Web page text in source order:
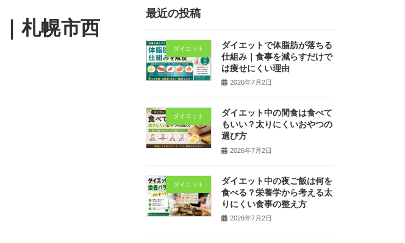
札幌市西
最近の投稿
ダイエット
ダイエットで体脂肪が落ちる
仕組み｜食事を減らすだけで
は痩せにくい理由
2026年7月2日
ダイエット
ダイエット中の間食は食べて
もいい？太りにくいおやつの
選び方
2026年7月2日
ダイエット
ダイエット中の夜ご飯は何を
食べる？栄養学から考える太
りにくい食事の整え方
2026年7月2日